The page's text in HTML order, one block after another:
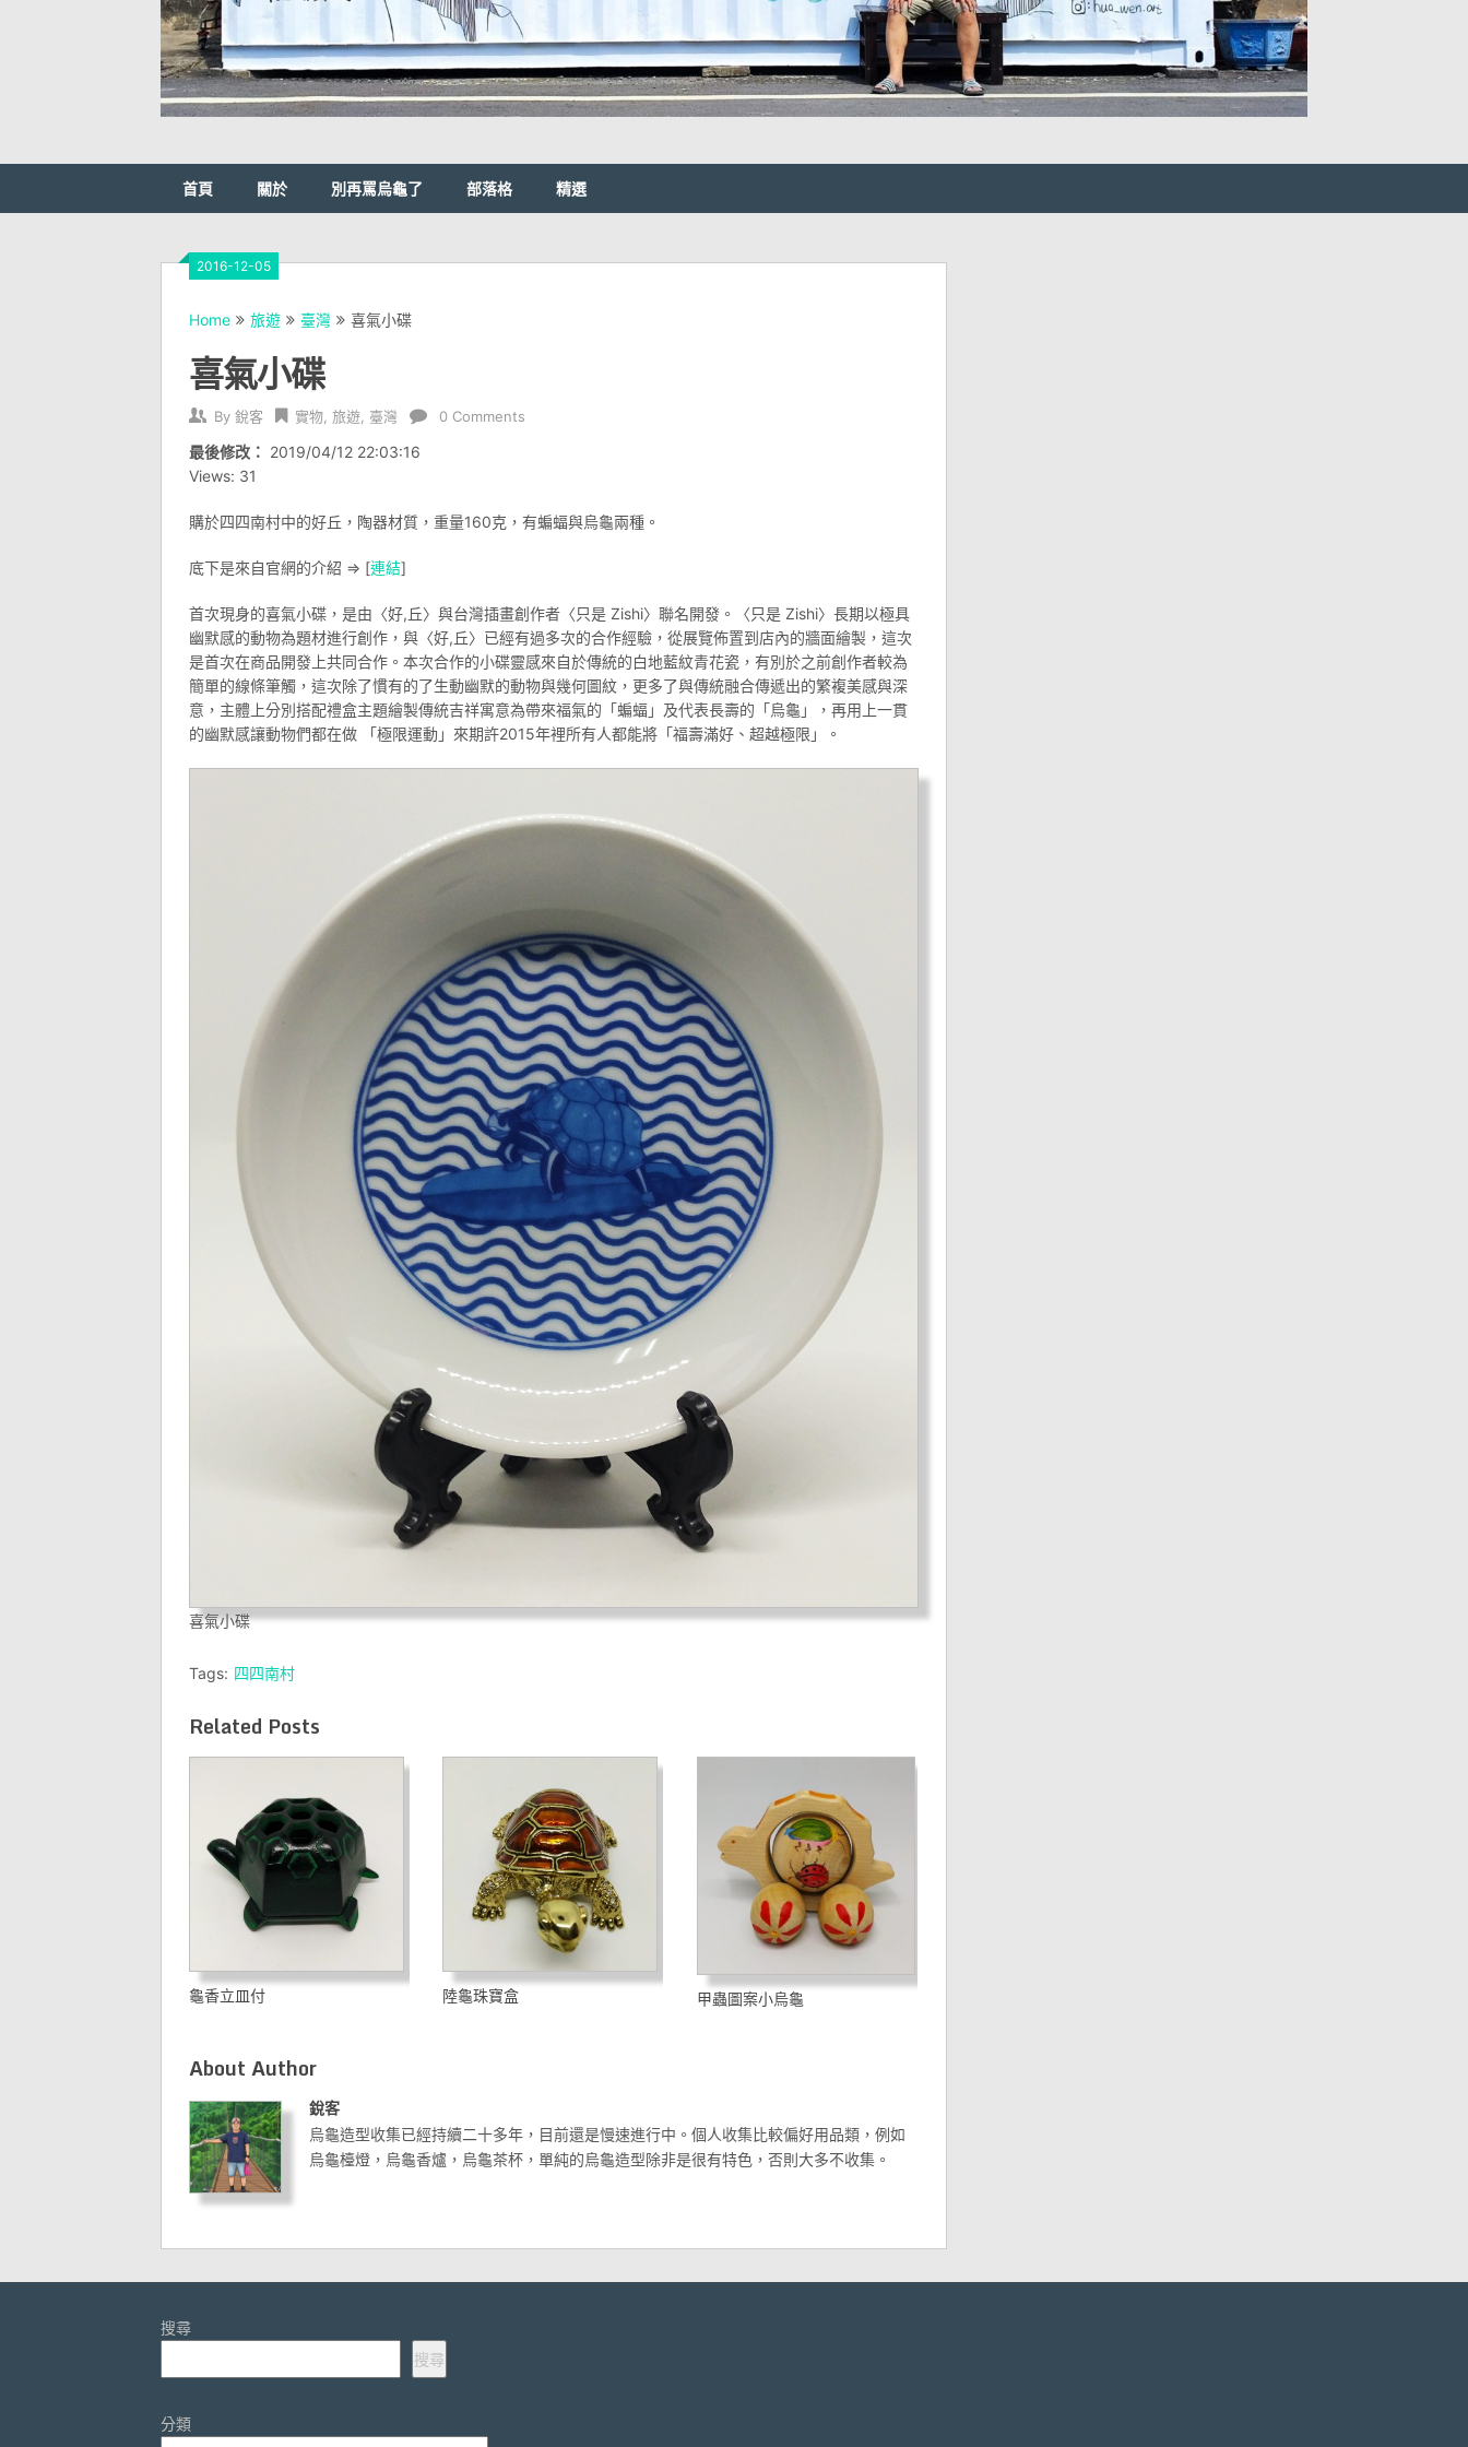
首頁 關於 別再罵烏龜了 部落格 精選
2016-12-05
Home 旅遊 臺灣 喜氣小碟
喜氣小碟
By 銳客 實物 旅遊 臺灣 0 Comments
最後修改： 2019/04/12 22:03:16
Views: 31
購於四四南村中的好丘，陶器材質，重量160克，有蝙蝠與烏龜兩種。
底下是來自官網的介紹 => [連結]
首次現身的喜氣小碟，是由〈好,丘〉與台灣插畫創作者〈只是 Zishi〉聯名開發。〈只是 Zishi〉長期以極具
幽默感的動物為題材進行創作，與〈好,丘〉已經有過多次的合作經驗，從展覽佈置到店內的牆面繪製，這次
是首次在商品開發上共同合作。本次合作的小碟靈感來自於傳統的白地藍紋青花瓷，有別於之前創作者較為
簡單的線條筆觸，這次除了慣有的了生動幽默的動物與幾何圖紋，更多了與傳統融合傳遞出的繁複美感與深
意，主體上分別搭配禮盒主題繪製傳統吉祥寓意為帶來福氣的「蝙蝠」及代表長壽的「烏龜」，再用上一貫
的幽默感讓動物們都在做 「極限運動」來期許2015年裡所有人都能將「福壽滿好、超越極限」。
喜氣小碟
Tags: 四四南村
Related Posts
龜香立皿付 陸龜珠寶盒 甲蟲圖案小烏龜
About Author
銳客
烏龜造型收集已經持續二十多年，目前還是慢速進行中。個人收集比較偏好用品類，例如
烏龜檯燈，烏龜香爐，烏龜茶杯，單純的烏龜造型除非是很有特色，否則大多不收集。
搜尋
搜尋
分類